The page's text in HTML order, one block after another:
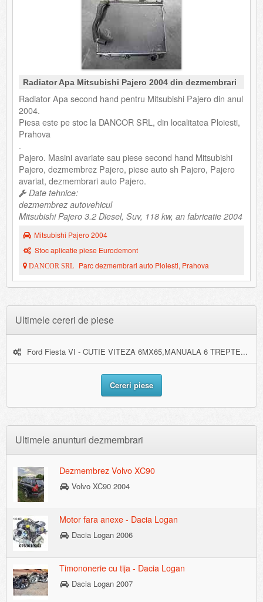
Radiator Apa Mitsubishi Pajero 2004 din dezmembrari
Radiator Apa second hand pentru Mitsubishi Pajero din anul
2004.
Piesa este pe stoc la DANCOR SRL, din localitatea Ploiesti,
Prahova
.
Pajero. Masini avariate sau piese second hand Mitsubishi
Pajero, dezmembrez Pajero, piese auto sh Pajero, Pajero
avariat, dezmembrari auto Pajero.
Date tehnice:
dezmembrez autovehicul
Mitsubishi Pajero 3.2 Diesel, Suv, 118 kw, an fabricatie 2004
Mitsubishi Pajero 2004
Stoc aplicatie piese Eurodemont
DANCOR SRL Parc dezmembrari auto Ploiesti, Prahova
Ultimele cereri de piese
Ford Fiesta VI - CUTIE VITEZA 6MX65,MANUALA 6 TREPTE...
Cereri piese
Ultimele anunturi dezmembrari
Dezmembrez Volvo XC90
Volvo XC90 2004
Motor fara anexe - Dacia Logan
Dacia Logan 2006
Timononerie cu tija - Dacia Logan
Dacia Logan 2007